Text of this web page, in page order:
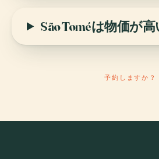
São Toméは物価が
予約しますか？